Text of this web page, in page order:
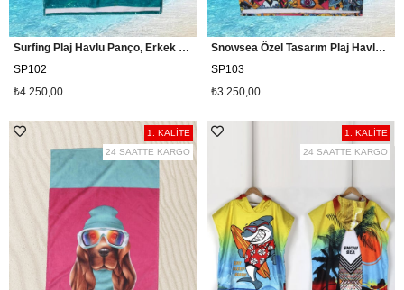
Surfing Plaj Havlu Panço, Erkek Sörf Pançosu, Snowsea SP102
SP102
₺4.250,00
Snowsea Özel Tasarım Plaj Havlu Panço, Sörf Pançosu
SP103
₺3.250,00
1. KALİTE
24 SAATTE KARGO
1. KALİTE
24 SAATTE KARGO